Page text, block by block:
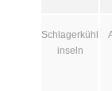
Schlagerkühl
inseln